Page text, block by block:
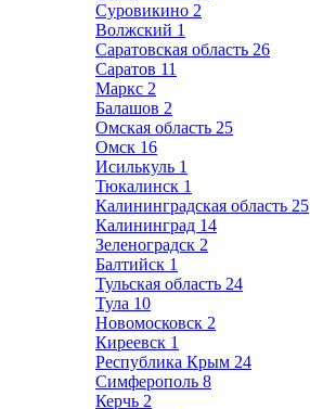
Суровикино 2
Волжский 1
Саратовская область 26
Саратов 11
Маркс 2
Балашов 2
Омская область 25
Омск 16
Исилькуль 1
Тюкалинск 1
Калининградская область 25
Калининград 14
Зеленоградск 2
Балтийск 1
Тульская область 24
Тула 10
Новомосковск 2
Киреевск 1
Республика Крым 24
Симферополь 8
Керчь 2